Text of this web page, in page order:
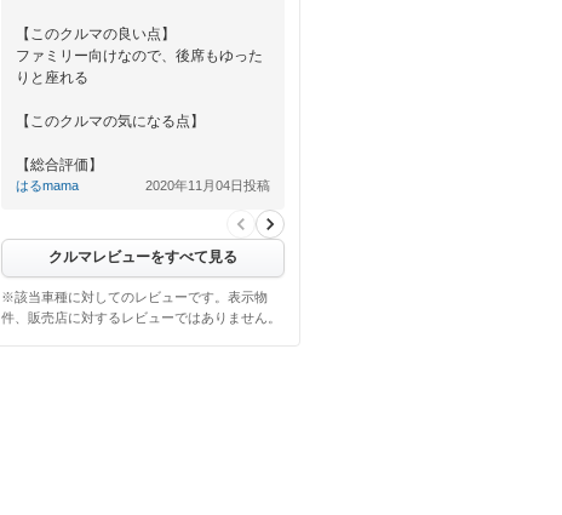
【このクルマの良い点】
ファミリー向けなので、後席もゆった
りと座れる
【このクルマの気になる点】
【総合評価】
長年愛用しているのでいろいろな思い
はるmama 2020年11月04日投稿
クルマレビューをすべて見る
※該当車種に対してのレビューです。表示物
件、販売店に対するレビューではありません。